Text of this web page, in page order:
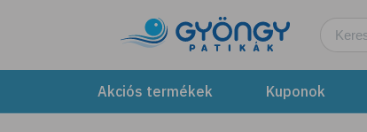
Akciós termékek Kuponok